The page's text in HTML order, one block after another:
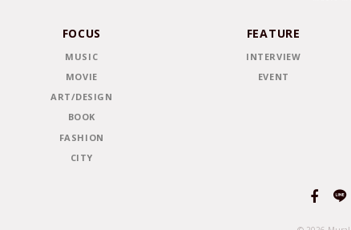
MOVIE
ART/DESIGN
BOOK
FASHION
CITY
EVENT